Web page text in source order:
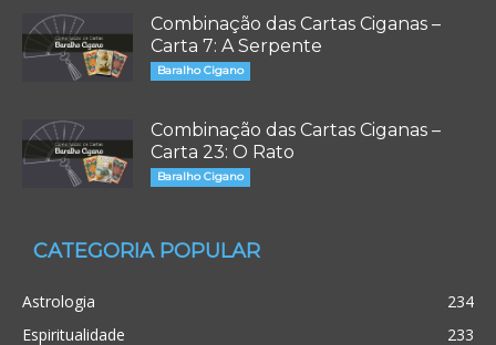
Combinação das Cartas Ciganas –
Carta 7: A Serpente
Baralho Cigano
Combinação das Cartas Ciganas –
Carta 23: O Rato
Baralho Cigano
CATEGORIA POPULAR
Astrologia
234
Espiritualidade
233